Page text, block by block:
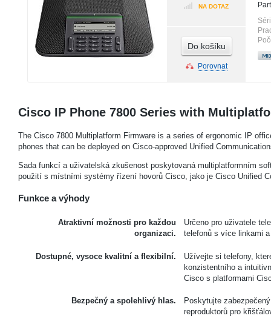
NA DOTAZ
Do košíku
Porovnat
Cisco IP Phone 7800 Series with
The Cisco 7800 Multiplatform Firmware is a series of ergonomic IP
phones that can be deployed on Cisco-approved Unified
Sada funkcí a uživatelská zkušenost poskytovaná multiplatformním
použití s ​​místními systémy řízení hovorů Cisco, jako je Cisco Unified
Funkce a výhody
Atraktivní možnosti pro každou
organizaci.
Určeno pro uživatele
telefonů s více linkami
Dostupné, vysoce kvalitní a flexibilní.
Užívejte si telefony,
konzistentního a
Cisco s platformami
Bezpečný a spolehlivý hlas.
Poskytujte
reproduktorů pro